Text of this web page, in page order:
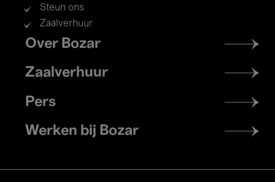
Steun ons
Zaalverhuur
Footer
menu
Over Bozar
Zaalverhuur
Pers
Werken bij Bozar